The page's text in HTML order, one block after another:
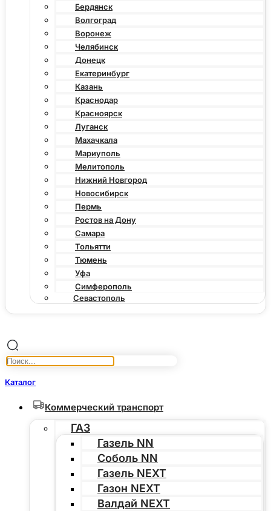
Бердянск
Волгоград
Воронеж
Челябинск
Донецк
Екатеринбург
Казань
Краснодар
Красноярск
Луганск
Махачкала
Мариуполь
Мелитополь
Нижний Новгород
Новосибирск
Пермь
Ростов на Дону
Самара
Тольятти
Тюмень
Уфа
Симферополь
Севастополь
Каталог
Коммерческий транспорт
ГАЗ
Газель NN
Соболь NN
Газель NEXT
Газон NEXT
Валдай NEXT